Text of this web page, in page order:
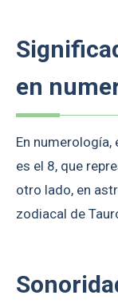
en
En
es el 8, que
otro lado, en
zodiacal de